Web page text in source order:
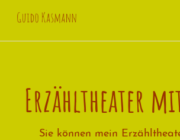
Guido Kasmann
Erzähltheater
Sie können mein